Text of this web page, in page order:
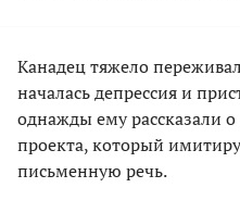
Канадец тяжело
началась депрессия и
однажды ему рассказали
проекта, который
письменную речь.